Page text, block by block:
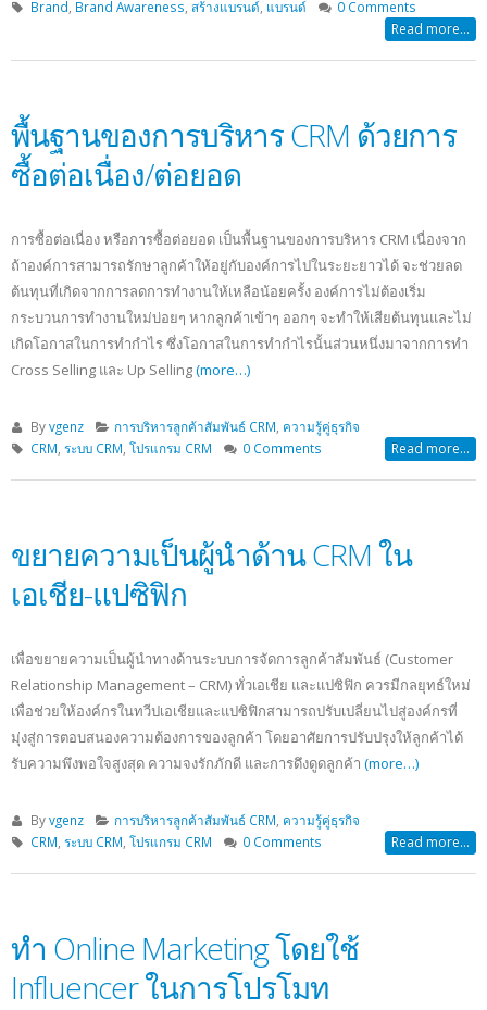
Brand Brand Awareness สร้างแบรนด์, แบรนด์ 0 Comments
Read more...
พื้นฐานของการบริหาร CRM ด้วยการ
ซื้อต่อเนื่อง/ต่อยอด
การซื้อต่อเนื่อง หรือการซื้อต่อยอด เป็นพื้นฐานของการบริหาร CRM เนื่องจาก
ถ้าองค์การสามารถรักษาลูกค้าให้อยู่กับองค์การไปในระยะยาวได้ จะช่วยลด
ต้นทุนที่เกิดจากการลดการทำงานให้เหลือน้อยครั้ง องค์การไม่ต้องเริ่ม
กระบวนการทำงานใหม่บ่อยๆ หากลูกค้าเข้าๆ ออกๆ จะทำให้เสียต้นทุนและไม่
เกิดโอกาสในการทำกำไร ซึ่งโอกาสในการทำกำไรนั้นส่วนหนึ่งมาจากการทำ
Cross Selling และ Up Selling(more…)
Byvgenz การบริหารลูกค้าสัมพันธ์ CRM ความรู้คู่ธุรกิจ
CRM, ระบบ CRM, โปรแกรม CRM 0 Comments Read more...
ขยายความเป็นผู้นำด้าน CRM ใน
เอเชีย-แปซิฟิก
เพื่อขยายความเป็นผู้นำทางด้านระบบการจัดการลูกค้าสัมพันธ์ (Customer
Relationship Management – CRM) ทั่วเอเชีย และแปซิฟิก ควรมีกลยุทธ์ใหม่
เพื่อช่วยให้องค์กรในทวีปเอเชียและแปซิฟิกสามารถปรับเปลี่ยนไปสู่องค์กรที่
มุ่งสู่การตอบสนองความต้องการของลูกค้า โดยอาศัยการปรับปรุงให้ลูกค้าได้
รับความพึงพอใจสูงสุด ความจงรักภักดี และการดึงดูดลูกค้า (more…)
Byvgenz การบริหารลูกค้าสัมพันธ์ CRM, ความรู้คู่ธุรกิจ
CRM, ระบบ CRM, โปรแกรม CRM 0 Comments Read more...
ทำ Online Marketing โดยใช้
Influencer ในการโปรโมท